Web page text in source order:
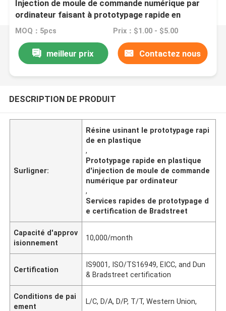
Injection de moule de commande numérique par
ordinateur faisant à prototypage rapide en
plastique le service fait sur commande d'outillage
de résine
MOQ：5pcs Prix：$1.00 - $5.00
meilleur prix Contactez nous
DESCRIPTION DE PRODUIT
Surligner:
Résine usinant le prototypage rapi
de en plastique
,
Prototypage rapide en plastique
d'injection de moule de commande
numérique par ordinateur
,
Services rapides de prototypage d
e certification de Bradstreet
Capacité d'approv
isionnement
10,000/month
Certification
IS9001, ISO/TS16949, EICC, and Dun
& Bradstreet certification
Conditions de pai
ement
L/C, D/A, D/P, T/T, Western Union,